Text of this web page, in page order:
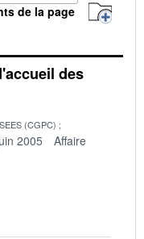
de la page
des
(CGPC)
2005
Affaire